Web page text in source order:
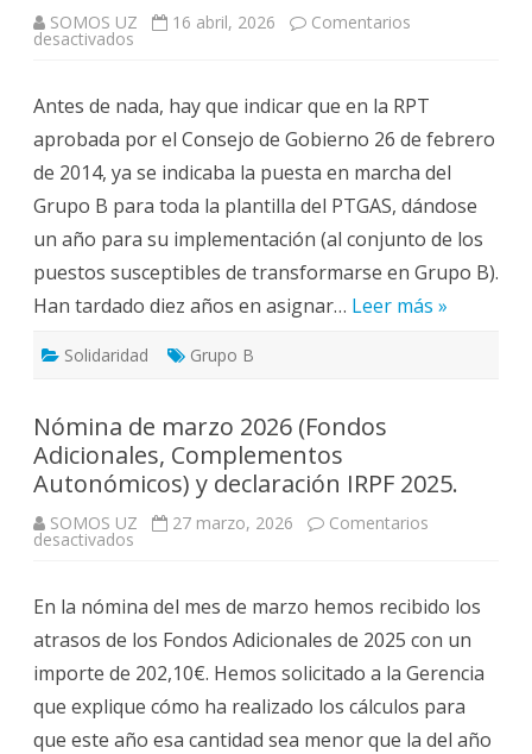
SOMOS UZ 16 abril, 2026 Comentarios
desactivados
el
acuerdo
para
implementar
el
Grupo
B
en
Laboratorios
y
talleres?
¿Por
qué
solo
laboratorios
no
en
otras
áreas?
¿Por
la
Mesa
el
Consejo
de
Gobierno
lo
acordaron
así?
Antes de nada, hay que indicar que en la RPT
aprobada por el Consejo de Gobierno 26 de febrero
de 2014, ya se indicaba la puesta en marcha del
Grupo B para toda la plantilla del PTGAS, dándose
un año para su implementación (al conjunto de los
puestos susceptibles de transformarse en Grupo B).
Han tardado diez años en asignar… Leer más »
Solidaridad Grupo B
Nómina de marzo 2026 (Fondos
Adicionales, Complementos
Autonómicos) y declaración IRPF 2025.
SOMOS UZ 27 marzo, 2026 Comentarios
desactivados
2026
(Fondos
Adicionales,
Complementos
Autonómicos)
y
declaración
IRPF
2025.
En la nómina del mes de marzo hemos recibido los
atrasos de los Fondos Adicionales de 2025 con un
importe de 202,10€. Hemos solicitado a la Gerencia
que explique cómo ha realizado los cálculos para
que este año esa cantidad sea menor que la del año